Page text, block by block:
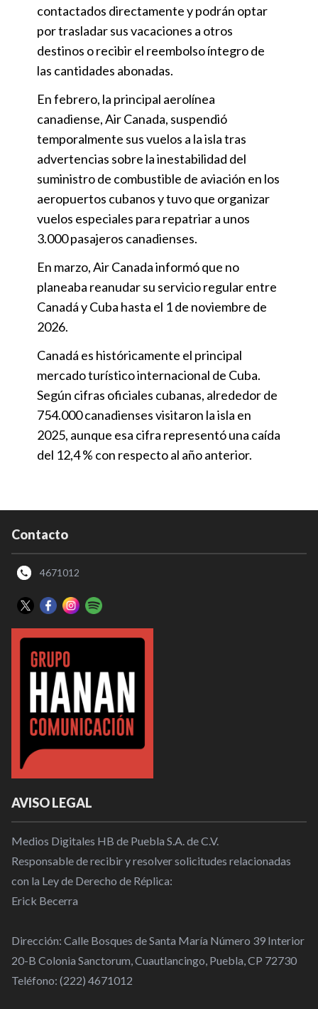
contactados directamente y podrán optar
por trasladar sus vacaciones a otros
destinos o recibir el reembolso íntegro de
las cantidades abonadas.
En febrero, la principal aerolínea
canadiense, Air Canada, suspendió
temporalmente sus vuelos a la isla tras
advertencias sobre la inestabilidad del
suministro de combustible de aviación en los
aeropuertos cubanos y tuvo que organizar
vuelos especiales para repatriar a unos
3.000 pasajeros canadienses.
En marzo, Air Canada informó que no
planeaba reanudar su servicio regular entre
Canadá y Cuba hasta el 1 de noviembre de
2026.
Canadá es históricamente el principal
mercado turístico internacional de Cuba.
Según cifras oficiales cubanas, alrededor de
754.000 canadienses visitaron la isla en
2025, aunque esa cifra representó una caída
del 12,4 % con respecto al año anterior.
Contacto
4671012
AVISO LEGAL
Medios Digitales HB de Puebla S.A. de C.V.
Responsable de recibir y resolver solicitudes relacionadas
con la Ley de Derecho de Réplica:
Erick Becerra
Dirección: Calle Bosques de Santa María Número 39 Interior
20-B Colonia Sanctorum, Cuautlancingo, Puebla, CP 72730
Teléfono: (222) 4671012